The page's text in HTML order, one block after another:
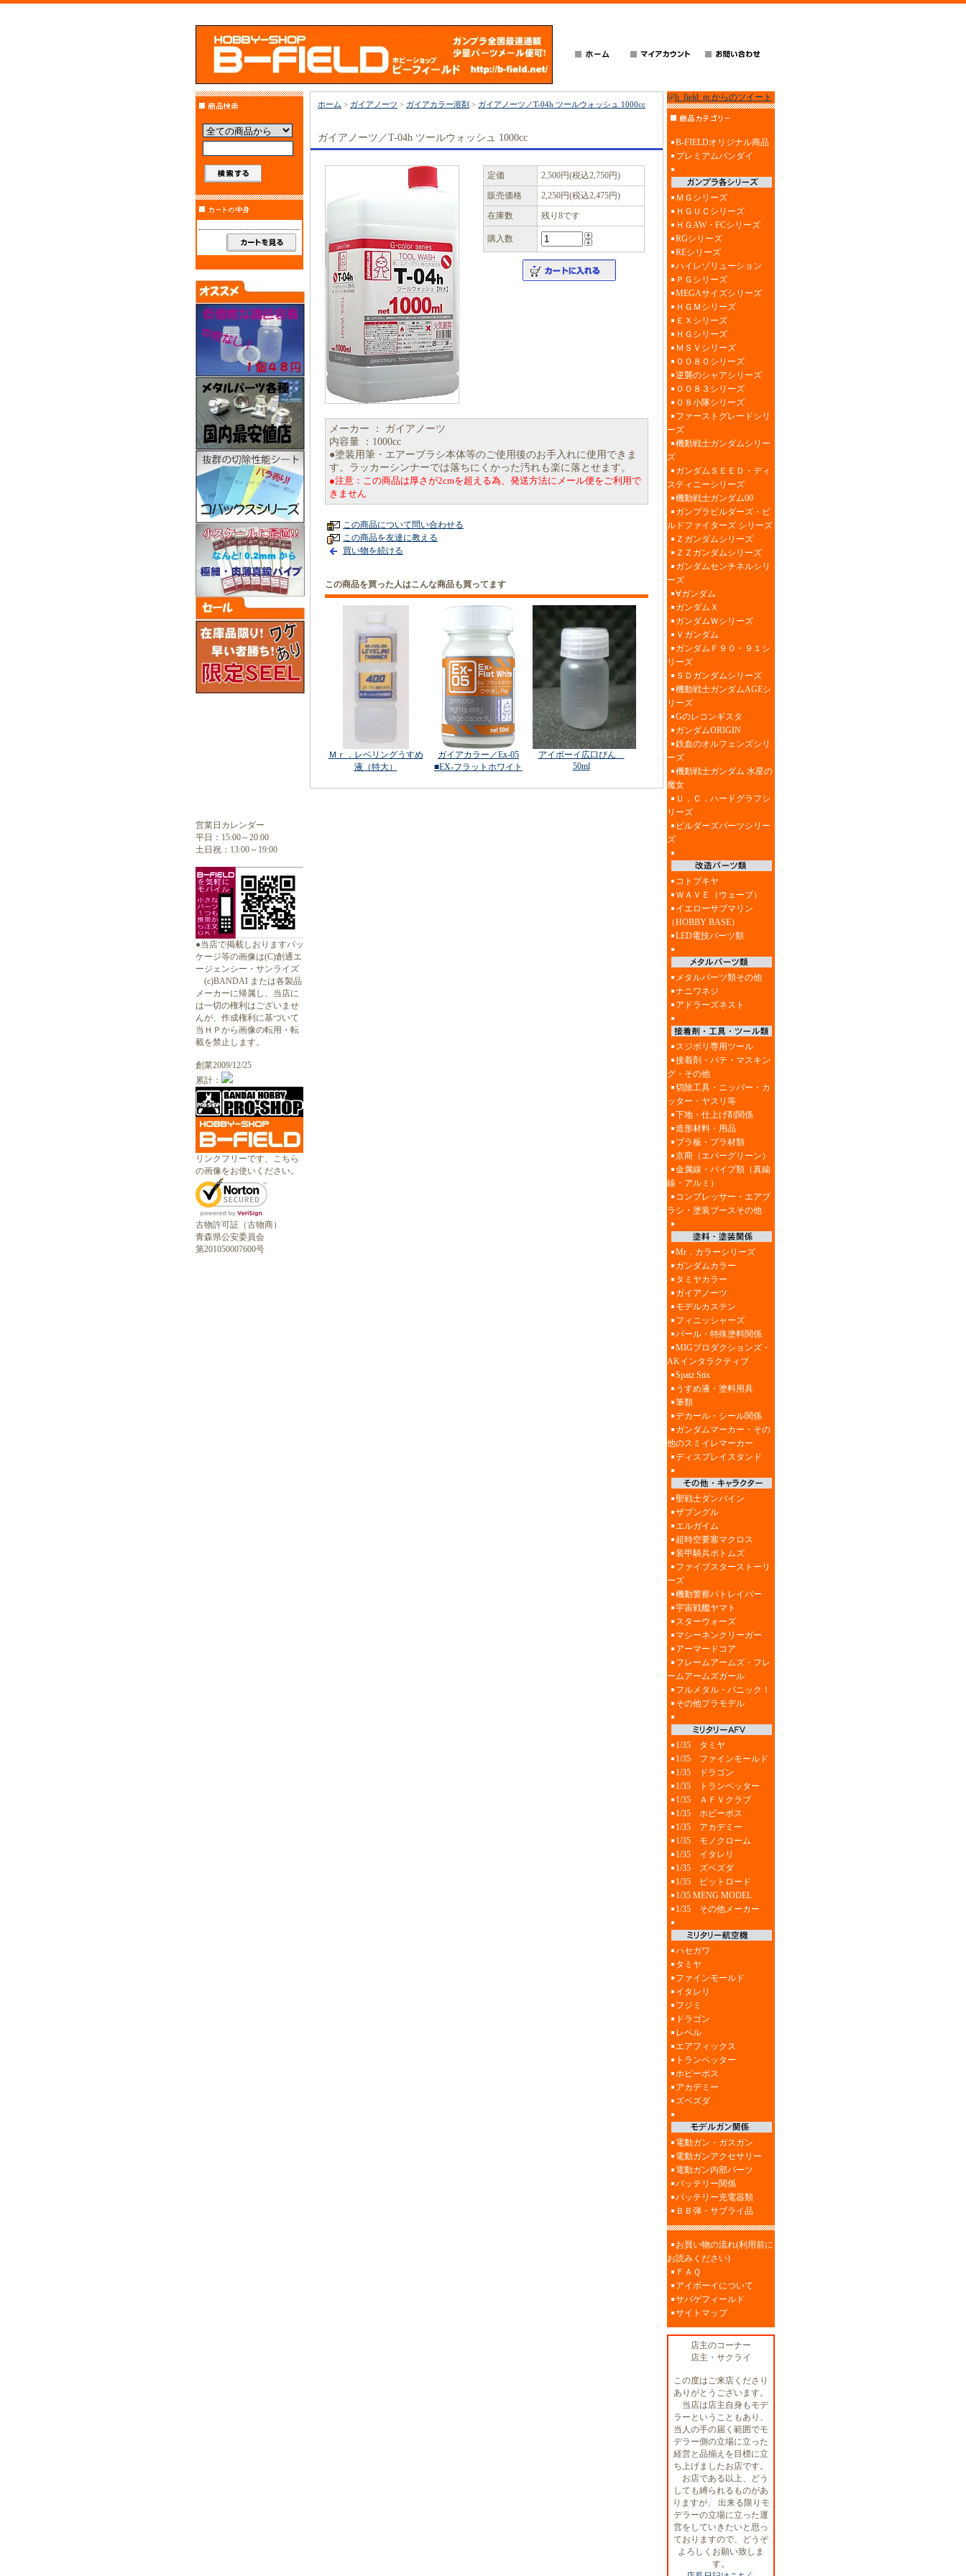
営業日カレンダー
平日：15:00～20:00
土日祝：13:00～19:00
●当店で掲載しおりますパッ
ケージ等の画像は(C)創通エ
ージェンシー・サンライズ
(c)BANDAI または各製品
メーカーに帰属し、当店に
は一切の権利はございませ
んが、作成権利に基づいて
当ＨＰから画像の転用・転
載を禁止します。
創業2009/12/25
累計：
リンクフリーです、こちら
の画像をお使いください。
古物許可証（古物商）
青森県公安委員会
第201050007600号
ホーム > ガイアノーツ > ガイアカラー溶剤 > ガイアノーツ／T-04h ツールウォッシュ 1000cc
ガイアノーツ／T-04h ツールウォッシュ 1000cc
定価
2,500円(税込2,750円)
販売価格
2,250円(税込2,475円)
在庫数
残り8です
購入数
メーカー ： ガイアノーツ
内容量 ：1000cc
●塗装用筆・エアーブラシ本体等のご使用後のお手入れに使用できま
す。ラッカーシンナーでは落ちにくかった汚れも楽に落とせます。
●注意：この商品は厚さが2cmを超える為、発送方法にメール便をご利用で
きません
この商品について問い合わせる
この商品を友達に教える
買い物を続ける
この商品を買った人はこんな商品も買ってます
Ｍｒ．レベリングうすめ
液（特大）
ガイアカラー／Ex-05
■EX-フラットホワイト
アイボーイ広口びん
50ml
@b_field_m からのツイート
B-FIELDオリジナル商品
プレミアムバンダイ
ＭＧシリーズ
ＨＧＵＣシリーズ
ＨＧAW・FCシリーズ
RGシリーズ
REシリーズ
ハイレゾリューション
ＰＧシリーズ
MEGAサイズシリーズ
ＨＧＭシリーズ
ＥＸシリーズ
ＨＧシリーズ
ＭＳＶシリーズ
００８０シリーズ
逆襲のシャアシリーズ
００８３シリーズ
０８小隊シリーズ
ファーストグレードシリ
ーズ
機動戦士ガンダムシリー
ズ
ガンダムＳＥＥＤ・ディ
スティニーシリーズ
機動戦士ガンダム00
ガンプラビルダーズ・ビ
ルドファイターズ シリーズ
Ｚガンダムシリーズ
ＺＺガンダムシリーズ
ガンダムセンチネルシリ
ーズ
∀ガンダム
ガンダムＸ
ガンダムＷシリーズ
Ｖガンダム
ガンダムＦ９０・９１シ
リーズ
ＳＤガンダムシリーズ
機動戦士ガンダムAGEシ
リーズ
Gのレコンギスタ
ガンダムORIGIN
鉄血のオルフェンズシリ
ーズ
機動戦士ガンダム 水星の
魔女
Ｕ．Ｃ．ハードグラフシ
リーズ
ビルダーズパーツシリー
ズ
コトブキヤ
ＷＡＶＥ（ウェーブ）
イエローサブマリン
（HOBBY BASE）
LED電技パーツ類
メタルパーツ類その他
ナニワネジ
アドラーズネスト
スジボリ専用ツール
接着剤・パテ・マスキン
グ・その他
切除工具・ニッパー・カ
ッター・ヤスリ等
下地・仕上げ剤関係
造形材料・用品
プラ板・プラ材類
京商（エバーグリーン）
金属線・パイプ類（真鍮
線・アルミ）
コンプレッサー・エアブ
ラシ・塗装ブースその他
Mr．カラーシリーズ
ガンダムカラー
タミヤカラー
ガイアノーツ
モデルカステン
フィニッシャーズ
パール・特殊塗料関係
MIGプロダクションズ・
AKインタラクティブ
Spatz Stix
うすめ液・塗料用具
筆類
デカール・シール関係
ガンダムマーカー・その
他のスミイレマーカー
ディスプレイスタンド
聖戦士ダンバイン
ザブングル
エルガイム
超時空要塞マクロス
装甲騎兵ボトムズ
ファイブスターストーリ
ーズ
機動警察パトレイバー
宇宙戦艦ヤマト
スターウォーズ
マシーネンクリーガー
アーマードコア
フレームアームズ・フレ
ームアームズガール
フルメタル・パニック！
その他プラモデル
1/35 タミヤ
1/35 ファインモールド
1/35 ドラゴン
1/35 トランペッター
1/35 ＡＦＶクラブ
1/35 ホビーボス
1/35 アカデミー
1/35 モノクローム
1/35 イタレリ
1/35 ズベズダ
1/35 ピットロード
1/35 MENG MODEL
1/35 その他メーカー
ハセガワ
タミヤ
ファインモールド
イタレリ
フジミ
ドラゴン
レベル
エアフィックス
トランペッター
ホビーボス
アカデミー
ズベズダ
電動ガン・ガスガン
電動ガンアクセサリー
電動ガン内部パーツ
バッテリー関係
バッテリー充電器類
ＢＢ弾・サブライ品
お買い物の流れ(利用前に
お読みください)
ＦＡＱ
アイボーイについて
サバゲフィールド
サイトマップ
店主のコーナー
店主・サクライ
この度はご来店くださり
ありがとうございます。
当店は店主自身もモデ
ラーということもあり、
当人の手の届く範囲でモ
デラー側の立場に立った
経営と品揃えを目標に立
ち上げましたお店です。
お店である以上、どう
しても縛られるものがあ
りますが、 出来る限りモ
デラーの立場に立った運
営をしていきたいと思っ
ておりますので、どうぞ
よろしくお願い致しま
す。